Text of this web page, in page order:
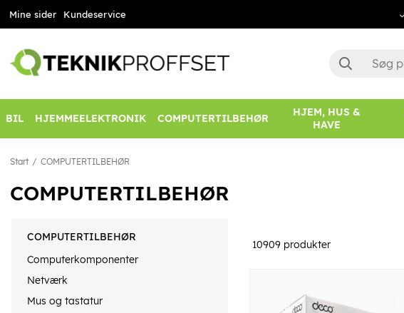
Mine sider Kundeservice
BIL HJEMMEELEKTRONIK COMPUTERTILBEHØR
HJEM, HUS &
HAVE
Start COMPUTERTILBEHØR
COMPUTERTILBEHØR
COMPUTERTILBEHØR
Computerkomponenter
Netværk
Mus og tastatur
10909 produkter